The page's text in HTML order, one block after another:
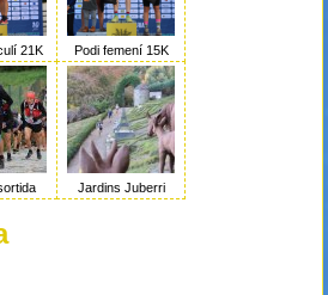
21K Podi femení 15K
Jardins Juberri